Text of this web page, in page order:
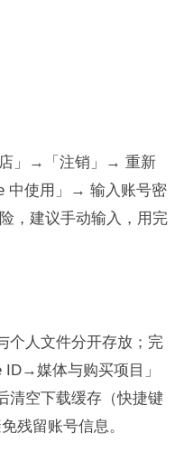
」→「注销」→ 重新
中使用」→ 输入账号密
，建议手动输入，用完
个人文件分开存放；完
媒体与购买项目」
清空下载缓存（快捷键
残留账号信息。​